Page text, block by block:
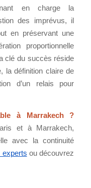
en charge la
des imprévus, il
en préservant une
proportionnelle
clé du succès réside
la définition claire de
d’un relais pour
à Marrakech ?
et à Marrakech,
avec la continuité
experts ou découvrez